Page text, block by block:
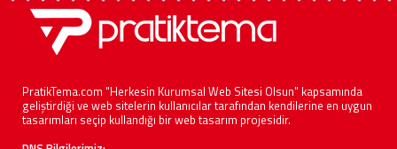
PratikTema.com "Herkesin Kurumsal Web Sitesi Olsun" kapsamında
geliştirdiği ve web sitelerin kullanıcılar tarafından kendilerine en uygun
tasarımları seçip kullandığı bir web tasarım projesidir.